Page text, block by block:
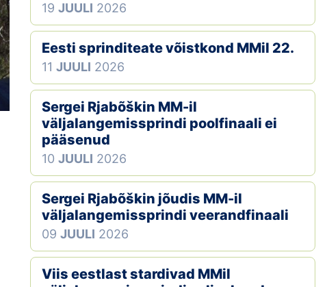
Koondised
Tule klubisse!
Tulemused
Dokumendid
Klubid
Suletud maastikud
Püsirajad
Koolitused
19 JUULI 2026
Eesti sprinditeate võistkond MMil 22.
11 JUULI 2026
Sergei Rjabõškin MM-il
väljalangemissprindi poolfinaali ei
pääsenud
10 JUULI 2026
Sergei Rjabõškin jõudis MM-il
väljalangemissprindi veerandfinaali
09 JUULI 2026
Viis eestlast stardivad MMil